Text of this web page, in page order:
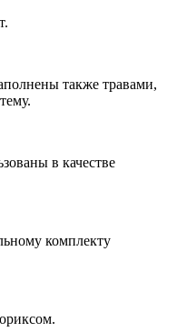
также травами,
в качестве
комплекту